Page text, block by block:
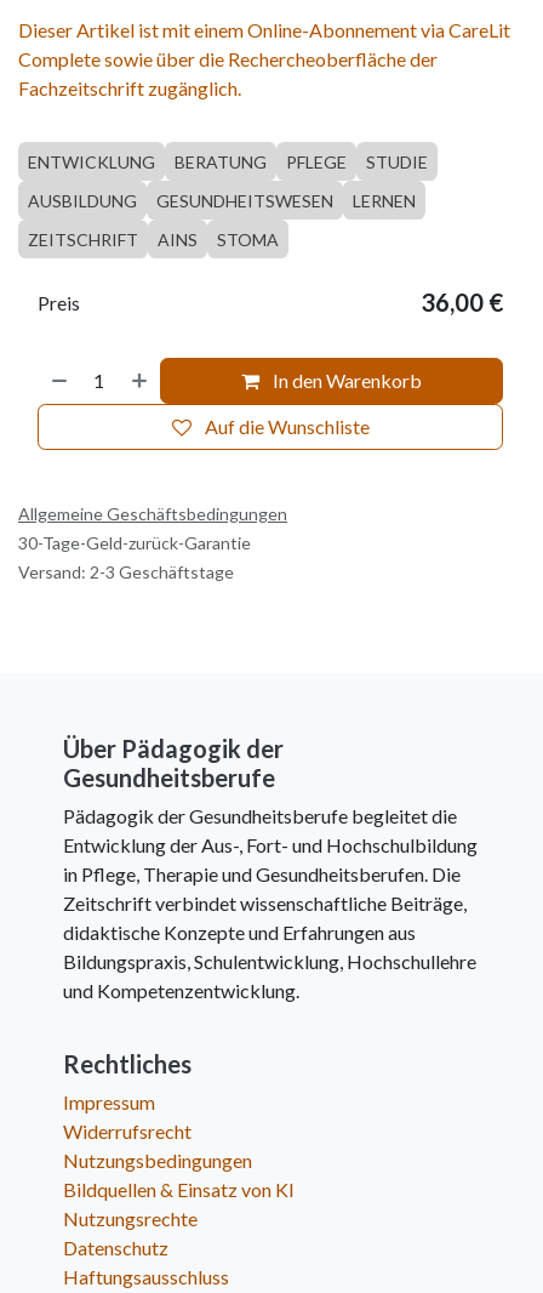
Dieser Artikel ist mit einem Online-Abonnement via CareLit
Complete sowie über die Rechercheoberfläche der
Fachzeitschrift zugänglich.
ENTWICKLUNG BERATUNG PFLEGE
STUDIE
AUSBILDUNG
GESUNDHEITSWESEN
LERNEN
ZEITSCHRIFT
AINS STOMA
In den Warenkorb
Auf die Wunschliste
Preis 36,00 €
Allgemeine Geschäftsbedingungen
30-Tage-Geld-zurück-Garantie
Versand: 2-3 Geschäftstage
Über Pädagogik der
Gesundheitsberufe
Pädagogik der Gesundheitsberufe begleitet die
Entwicklung der Aus-, Fort- und Hochschulbildung
in Pflege, Therapie und Gesundheitsberufen. Die
Zeitschrift verbindet wissenschaftliche Beiträge,
didaktische Konzepte und Erfahrungen aus
Bildungspraxis, Schulentwicklung, Hochschullehre
und Kompetenzentwicklung.
Rechtliches
Impressum
Widerrufsrecht
Nutzungsbedingungen
Bildquellen & Einsatz von KI
Nutzungsrechte
Datenschutz
Haftungsausschluss